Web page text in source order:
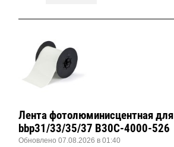
Лента фотолюминисцентная для
bbp31/33/35/37 B30C-4000-526
Обновлено 07.08.2026 в 01:40